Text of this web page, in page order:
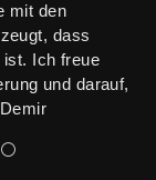
mit den
dass
ist. Ich freue
und darauf,